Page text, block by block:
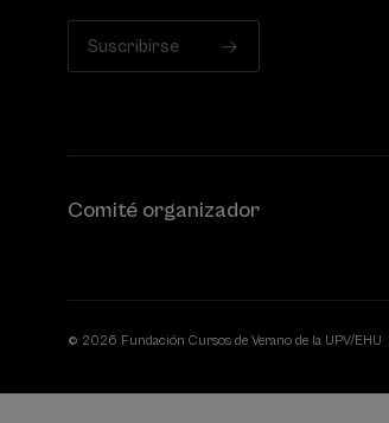
Suscribirse
Comité organizador
© 2026 Fundación Cursos de Verano de la UPV/EHU